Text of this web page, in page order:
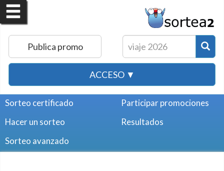
Publica promo
ACCESO ▼
Sorteo certificado
Hacer un sorteo
Sorteo avanzado
Participar promociones
Resultados